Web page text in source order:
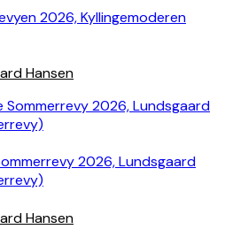
2026, Kyllingemoderen
Hansen
2026, Lundsgaard
Hansen